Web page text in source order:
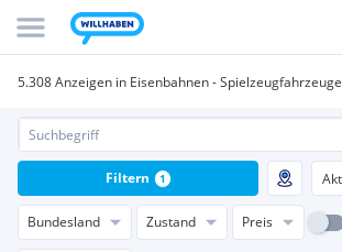
5.308 Anzeigen in Eisenbahnen - Spielzeugfahrzeuge
Bundesland Zustand Preis
Filtern 1